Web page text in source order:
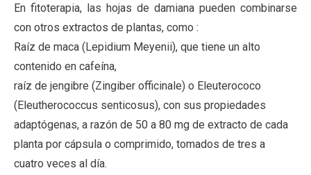
En fitoterapia, las hojas de damiana pueden combinarse
con otros extractos de plantas, como :
Raíz de maca (Lepidium Meyenii), que tiene un alto
contenido en cafeína,
raíz de jengibre (Zingiber officinale) o Eleuterococo
(Eleutherococcus senticosus), con sus propiedades
adaptógenas, a razón de 50 a 80 mg de extracto de cada
planta por cápsula o comprimido, tomados de tres a
cuatro veces al día.